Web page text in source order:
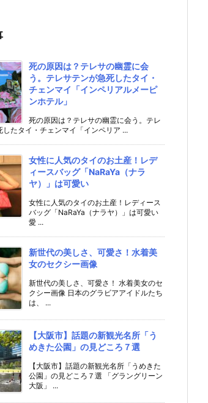
死の原因は？テレサの幽霊に会
う。テレサテンが急死したタイ・
チェンマイ「インペリアルメーピ
ンホテル」
死の原因は？テレサの幽霊に会う。テレ
したタイ・チェンマイ「インペリア ...
女性に人気のタイのお土産！レデ
ィースバッグ「NaRaYa（ナラ
ヤ）」は可愛い
女性に人気のタイのお土産！レディース
バッグ「NaRaYa（ナラヤ）」は可愛い
愛 ...
新世代の美しさ、可愛さ！水着美
女のセクシー画像
新世代の美しさ、可愛さ！ 水着美女のセ
クシー画像 日本のグラビアアイドルたち
は、 ...
【大阪市】話題の新観光名所「う
めきた公園」の見どころ７選
【大阪市】話題の新観光名所「うめきた
公園」の見どころ７選 「グラングリーン
大阪」 ...